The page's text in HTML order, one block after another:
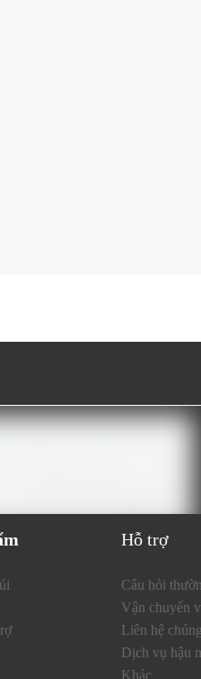
Hỗ trợ
Câu hỏi
Vận chuyển
Liên hệ
Dịch vụ hậu
Khác